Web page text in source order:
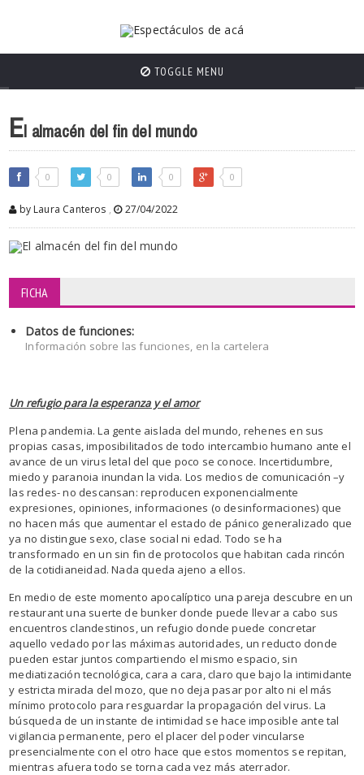
TOGGLE MENU
El almacén del fin del mundo
0 0 0 0
by Laura Canteros , 27/04/2022
FICHA
Datos de funciones:
Información sobre las funciones, en la cartelera
Un refugio para la esperanza y el amor
Plena pandemia. La gente aislada del mundo, rehenes en sus
propias casas, imposibilitados de todo intercambio humano ante el
avance de un virus letal del que poco se conoce. Incertidumbre,
miedo y paranoia inundan la vida. Los medios de comunicación –y
las redes- no descansan: reproducen exponencialmente
expresiones, opiniones, informaciones (o desinformaciones) que
no hacen más que aumentar el estado de pánico generalizado que
ya no distingue sexo, clase social ni edad. Todo se ha
transformado en un sin fin de protocolos que habitan cada rincón
de la cotidianeidad. Nada queda ajeno a ellos.
En medio de este momento apocalíptico una pareja descubre en un
restaurant una suerte de bunker donde puede llevar a cabo sus
encuentros clandestinos, un refugio donde puede concretar
aquello vedado por las máximas autoridades, un reducto donde
pueden estar juntos compartiendo el mismo espacio, sin
mediatización tecnológica, cara a cara, claro que bajo la intimidante
y estricta mirada del mozo, que no deja pasar por alto ni el más
mínimo protocolo para resguardar la propagación del virus. La
búsqueda de un instante de intimidad se hace imposible ante tal
vigilancia permanente, pero el placer del poder vincularse
presencialmente con el otro hace que estos momentos se repitan,
mientras afuera todo se torna cada vez más aterrador.